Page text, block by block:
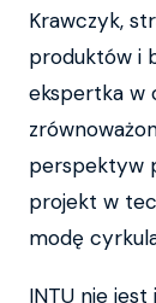
Krawczyk,
produktów i
ekspertka w
perspektyw
projekt w
modę
INTU nie